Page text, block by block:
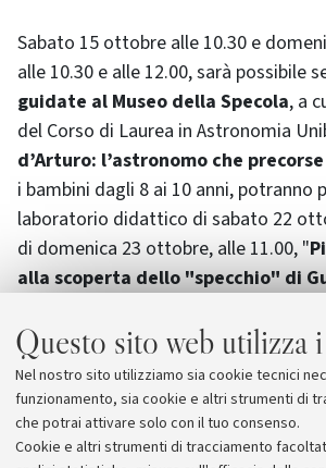
Questo sito web utilizza
Nel nostro sito utilizziamo sia cookie tecnici
funzionamento, sia cookie e altri strumenti di
che potrai attivare solo con il tuo consenso.
Cookie e altri strumenti di tracciamento
Sabato 15 ottobre alle 10.30 e
alle 10.30 e alle 12.00, sarà possibile
guidate al Museo della Specola, a
del Corso di Laurea in Astronomia
d’Arturo: l’astronomo che
i bambini dagli 8 ai 10 anni, potranno
laboratorio didattico di sabato 22
di domenica 23 ottobre, alle 11.00, "
alla scoperta dello "specchio" di
Universale - Progetto Be SMArt 4
Maggiori informazioni sulsito del
Ateneo -SMA